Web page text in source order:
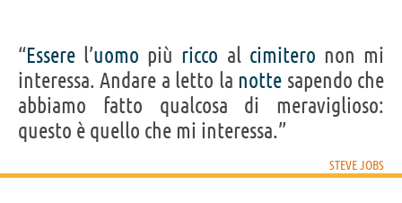
“Essere l’uomo più ricco al cimitero non mi
interessa. Andare a letto la notte sapendo che
abbiamo fatto qualcosa di meraviglioso:
questo è quello che mi interessa.”
STEVE JOBS